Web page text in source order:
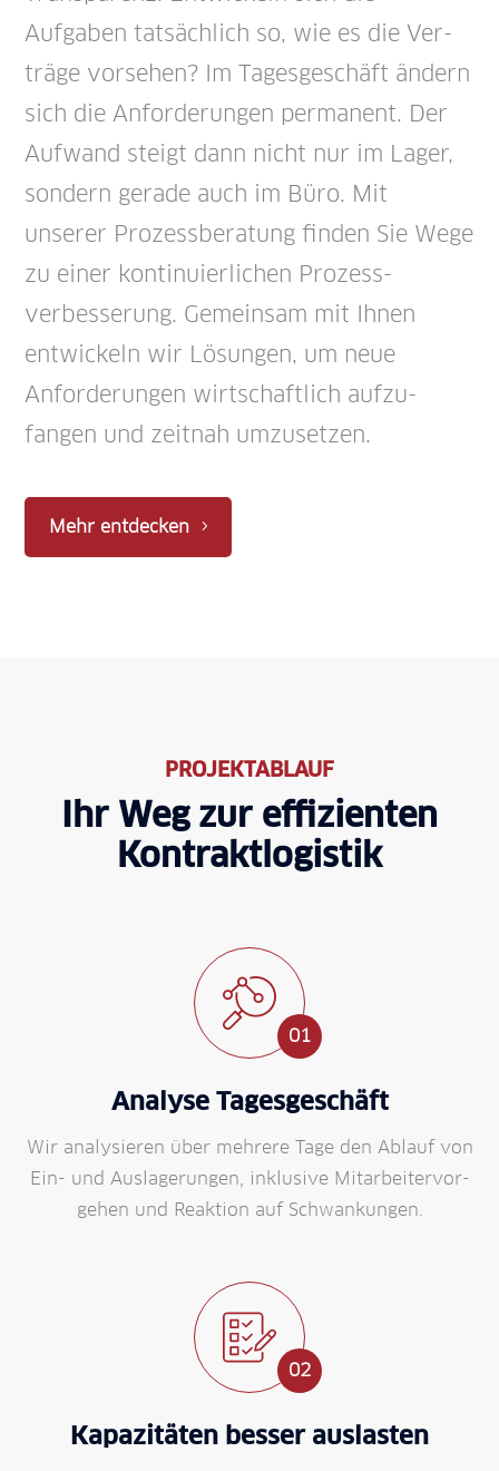
Aufgaben tatsächlich so, wie es die Ver­
träge vorsehen? Im Tages­geschäft ändern
sich die Anforderungen permanent. Der
Auf­wand steigt dann nicht nur im Lager,
sondern gerade auch im Büro. Mit
unserer Prozess­beratung finden Sie Wege
zu einer kontinuierlichen Prozess­
verbesserung. Gemeinsam mit Ihnen
entwickeln wir Lösungen, um neue
Anforderungen wirtschaftlich auf­zu­
fangen und zeit­nah um­zu­setzen.
Mehr entdecken
PROJEKTABLAUF
Ihr Weg zur effizienten
Kontrakt­logistik
01
Analyse Tages­geschäft
Wir analysieren über mehrere Tage den Ablauf von
Ein- und Aus­lagerungen, inklusive Mit­arbeiter­vor­
gehen und Reaktion auf Schwankungen.
02
Kapazitäten besser auslasten